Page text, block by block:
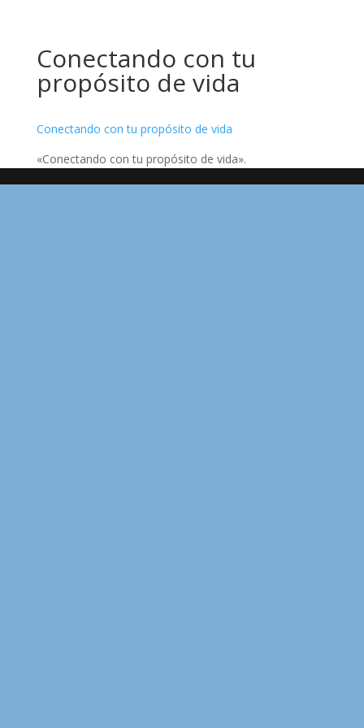
Conectando con tu
propósito de vida
Conectando con tu propósito de vida
«Conectando con tu propósito de vida».